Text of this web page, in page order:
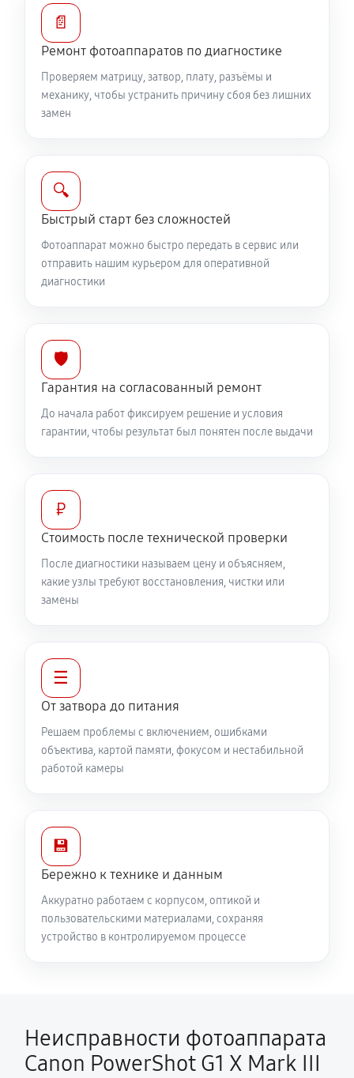
Замена диска управления
Замена вспышки фотоаппарата Canon PowerShot G1
X Mark III
Mark III
Комплексная чистка фотоаппарата Canon
PowerShot G1 X Mark III
PowerShot G1 X Mark III
📄
Ремонт фотоаппаратов по диагностике
Проверяем матрицу, затвор, плату, разъёмы и
механику, чтобы устранить причину сбоя без лишних
замен
🔍
Быстрый старт без сложностей
Фотоаппарат можно быстро передать в сервис или
отправить нашим курьером для оперативной
диагностики
🛡️
Гарантия на согласованный ремонт
До начала работ фиксируем решение и условия
гарантии, чтобы результат был понятен после выдачи
₽
Стоимость после технической проверки
После диагностики называем цену и объясняем,
какие узлы требуют восстановления, чистки или
замены
☰
От затвора до питания
Решаем проблемы с включением, ошибками
объектива, картой памяти, фокусом и нестабильной
работой камеры
💾
Бережно к технике и данным
Аккуратно работаем с корпусом, оптикой и
пользовательскими материалами, сохраняя
устройство в контролируемом процессе
Неисправности фотоаппарата
Canon PowerShot G1 X Mark III